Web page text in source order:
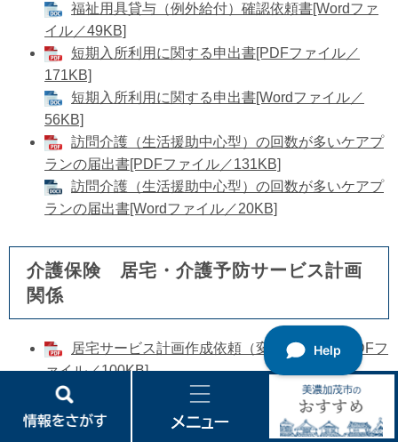
濃
​福祉用具貸与（例外給付）確認依頼書[Wordファ
イル／49KB]
短期入所利用に関する申出書[PDFファイル／
171KB]
短期入所利用に関する申出書[Wordファイル／
56KB]
訪問介護（生活援助中心型）の回数が多いケアプ
ランの届出書[PDFファイル／131KB]
訪問介護（生活援助中心型）の回数が多いケアプ
ランの届出書[Wordファイル／20KB]
介護保険 居宅・介護予防サービス計画
関係
居宅サービス計画作成依頼（変更）届出書[PDFフ
ァイル／100KB]
居宅サービス計画作成依頼（変更）届出書[Word
ファイル／22KB]
介護予防サービス計画作成・介護予防ケアマネジ